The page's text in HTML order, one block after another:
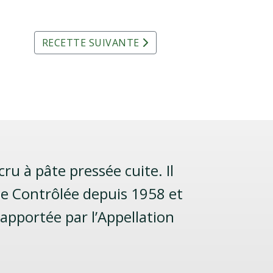
RECETTE SUIVANTE
à pâte pressée cuite. Il
Contrôlée depuis 1958 et
par l’Appellation